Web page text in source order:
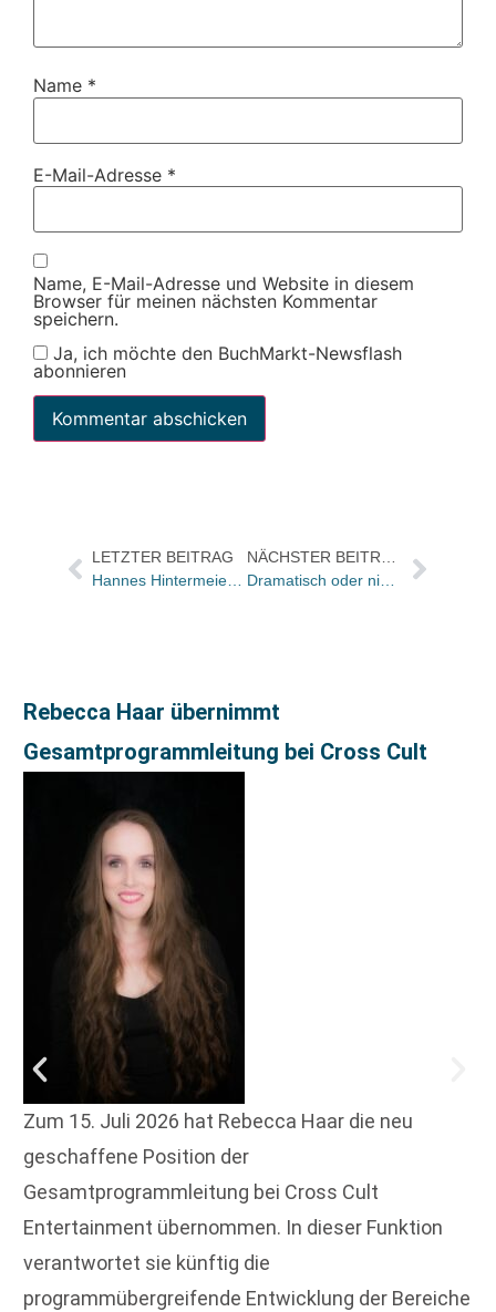
Name *
E-Mail-Adresse *
Name, E-Mail-Adresse und Website in diesem
Browser für meinen nächsten Kommentar
speichern.
Ja, ich möchte den BuchMarkt-Newsflash
abonnieren
LETZTER BEITRAG
Hannes Hintermeier in der FAZ über Ulrich Genzler – mit einer Anmerkung
NÄCHSTER BEITRAG
Dramatisch oder nicht? Die Welt und die NZZ zum drohenden Fall der Buchpreisbindung in der Schweiz
Rebecca Haar übernimmt
Gesamtprogrammleitung bei Cross Cult
Zum 15. Juli 2026 hat Rebecca Haar die neu
geschaffene Position der
Gesamtprogrammleitung bei Cross Cult
Entertainment übernommen. In dieser Funktion
verantwortet sie künftig die
programmübergreifende Entwicklung der Bereiche